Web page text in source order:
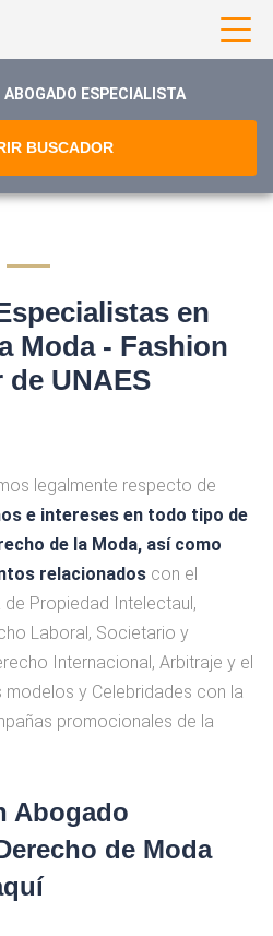
ESPECIALISTA
BUSCADOR
en
Moda - Fashion
de UNAES
legalmente respecto de
e intereses en todo tipo de
de la Moda, así como
relacionados con el
Propiedad Intelectaul,
Laboral, Societario y
Internacional, Arbitraje y el
y Celebridades con la
promocionales de la
Abogado
de Moda